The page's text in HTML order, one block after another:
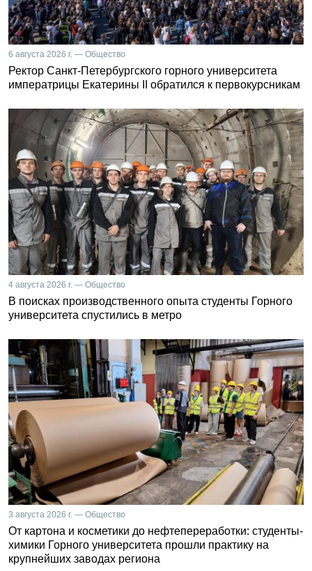
6 августа 2026 г. — Общество
Ректор Санкт-Петербургского горного университета
императрицы Екатерины II обратился к первокурсникам
4 августа 2026 г. — Общество
В поисках производственного опыта студенты Горного
университета спустились в метро
3 августа 2026 г. — Общество
От картона и косметики до нефтепереработки: студенты-
химики Горного университета прошли практику на
крупнейших заводах региона